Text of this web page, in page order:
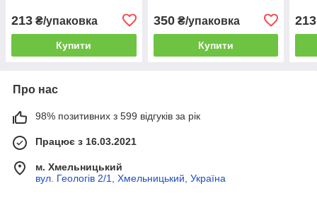
213 ₴/упаковка
Купити
350₴/упаковка
Купити
213
Про нас
98% позитивних з 599 відгуків за рік
Працює з 16.03.2021
м. Хмельницький
вул. Геологів 2/1, Хмельницький, Україна